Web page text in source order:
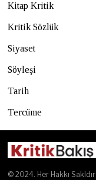
Kitap Kritik
Kritik Sözlük
Siyaset
Söyleşi
Tarih
Tercüme
© 2024. Her Hakkı Sakldır